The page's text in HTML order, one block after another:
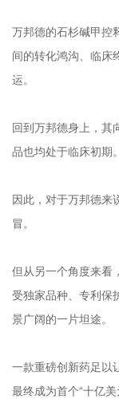
万邦德的石杉碱甲控
间的转化鸿沟、临床
运。
回到万邦德身上，其
品也均处于临床初期。
因此，对于万邦德来
冒。
但从另一个角度来看
受独家品种、专利保
景广阔的一片坦途。
一款重磅创新药足以
最终成为首个“十亿